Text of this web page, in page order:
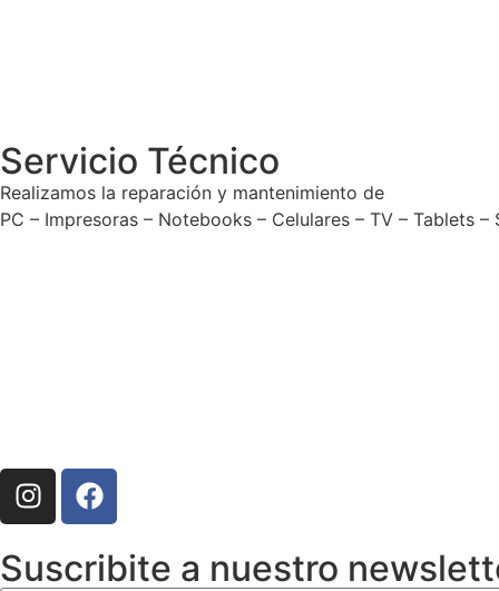
Servicio Técnico
Realizamos la reparación y mantenimiento de
PC – Impresoras – Notebooks – Celulares – TV – Tablets
Suscribite a nuestro